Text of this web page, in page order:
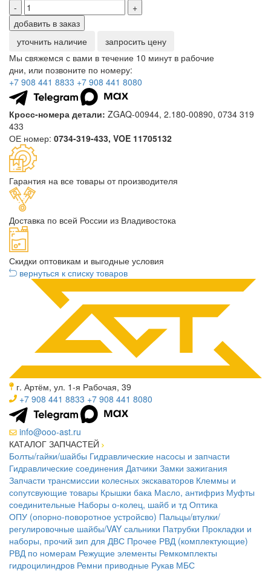
-
+
добавить в заказ
уточнить наличие
запросить цену
Мы свяжемся с вами в течение 10 минут в рабочие
дни, или позвоните по номеру:
+7 908 441 8833 +7 908 441 8080
Кросс-номера детали: ZGAQ-00944, 2.180-00890, 0734 319
433
ОЕ номер: 0734-319-433, VOE 11705132
Гарантия на все товары от производителя
Доставка по всей России из Владивостока
Скидки оптовикам и выгодные условия
вернуться к списку товаров
г. Артём, ул. 1-я Рабочая, 39
+7 908 441 8833 +7 908 441 8080
info@ooo-ast.ru
КАТАЛОГ ЗАПЧАСТЕЙ
Болты/гайки/шайбы Гидравлические насосы и запчасти
Гидравлические соединения Датчики Замки зажигания
Запчасти трансмиссии колесных экскаваторов Клеммы и
сопутсвующие товары Крышки бака Масло, антифриз Муфты
соединительные Наборы о-колец, шайб и тд Оптика
ОПУ (опорно-поворотное устройсво) Пальцы/втулки/
регулировочные шайбы/VAY сальники Патрубки Прокладки и
наборы, прочий зип для ДВС Прочее РВД (комплектующие)
РВД по номерам Режущие элементы Ремкомплекты
гидроцилиндров Ремни приводные Рукав МБС